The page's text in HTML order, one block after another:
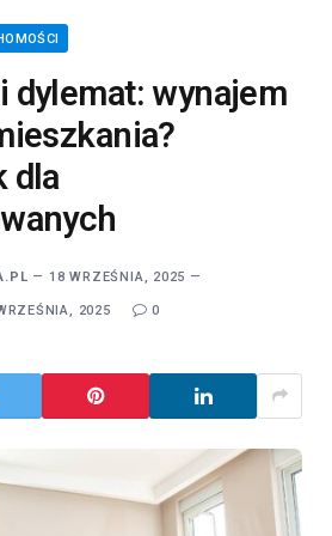
dylemat: wynajem
dla
18 WRZEŚNIA, 2025
2025
0